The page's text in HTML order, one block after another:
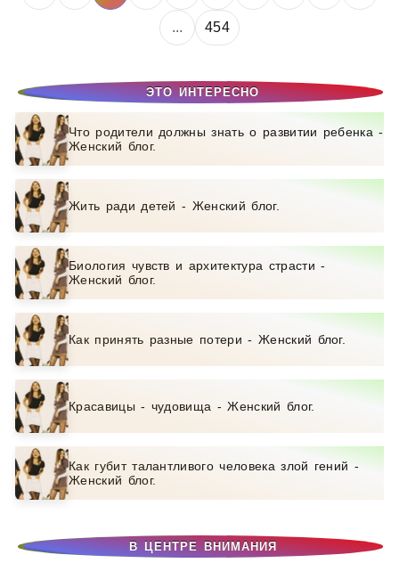
ЭТО ИНТЕРЕСНО
Что родители должны знать о развитии ребенка -
Женский блог.
Жить ради детей - Женский блог.
Биология чувств и архитектура страсти -
Женский блог.
Как принять разные потери - Женский блог.
Красавицы - чудовища - Женский блог.
Как губит талантливого человека злой гений -
Женский блог.
В ЦЕНТРЕ ВНИМАНИЯ
... 454